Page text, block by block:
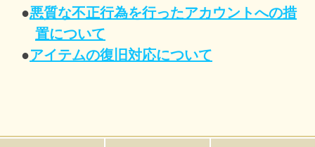
●悪質な不正行為を行ったアカウントへの措
置について
●アイテムの復旧対応について